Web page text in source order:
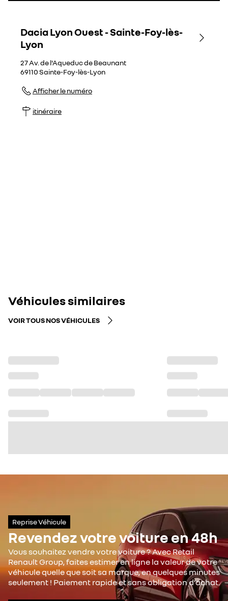
Dacia Lyon Ouest - Sainte-Foy-lès-
Lyon
27 Av. de l'Aqueduc de Beaunant
69110Sainte-Foy-lès-Lyon
Afficher le numéro
itinéraire
Véhicules similaires
VOIR TOUS NOS VÉHICULES
Reprise Véhicule
Revendez votre voiture en 48h
Vous souhaitez vendre votre voiture ? Avec Retail
Renault Group, faites estimer en ligne la valeur de votre
véhicule quelle que soit sa marque, en quelques minutes
seulement ! Paiement rapide et sans obligation d’achat.